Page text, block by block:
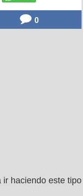
0
ir haciendo este tipo